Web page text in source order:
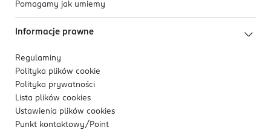
Pomagamy jak umiemy
Informacje prawne
Regulaminy
Polityka plików cookie
Polityka prywatności
Lista plików cookies
Ustawienia plików cookies
Punkt kontaktowy/ Point